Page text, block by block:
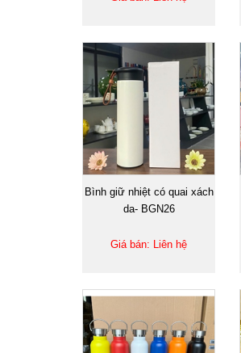
Bình giữ nhiệt có quai xách
da- BGN26
Giá bán: Liên hệ